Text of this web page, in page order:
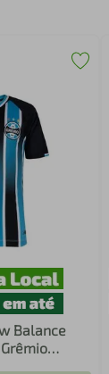
Balance